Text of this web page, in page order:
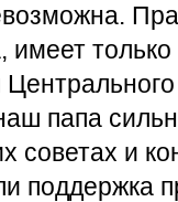
имеет
папа
советах и
поддержка